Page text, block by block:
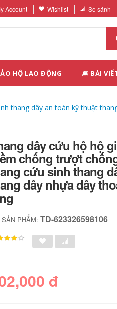
Account Wishlist So sánh
HỘ LAO ĐỘNG BÀI
thang dây an toàn kỹ thuật
dây cứu hộ hộ
chống trượt
cứu sinh thang
dây nhựa dây
SẢN PHẨM:TD-623326598106
đ